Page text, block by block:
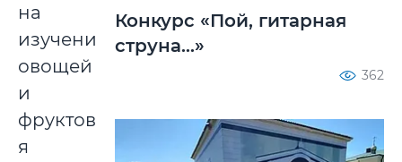
на
изучение
овощей
и
фруктов,
я
Конкурс «Пой, гитарная
струна...»
362